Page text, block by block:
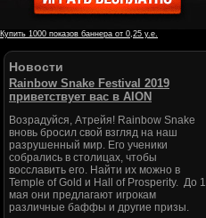
Купить 1000 показов баннера от 0,25 у.е.
Новости
Rainbow Snake Festival 2019
приветствует вас в AION
Возрадуйся, Атрейя! Rainbow Snake
вновь бросил свой взгляд на наш
разрушенный мир. Его ученики
собрались в столицах, чтобы
восславить его. Найти их можно в
Temple of Gold и Hall of Prosperity. До 1
мая они предлагают игрокам
различные баффы и другие призы.